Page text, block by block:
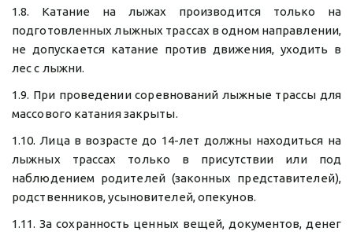
1.8. Катание на лыжах производится только на
подготовленных лыжных трассах в одном направлении,
не допускается катание против движения, уходить в
лес с лыжни.
1.9. При проведении соревнований лыжные трассы для
массового катания закрыты.
1.10. Лица в возрасте до 14-лет должны находиться на
лыжных трассах только в присутствии или под
наблюдением родителей (законных представителей),
родственников, усыновителей, опекунов.
1.11. За сохранность ценных вещей, документов, денег